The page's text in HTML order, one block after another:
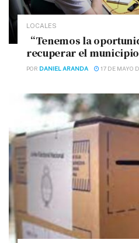
LOCALES
“Tenemos la
recuperar el
POR DANIEL ARANDA 17 DE MAYO